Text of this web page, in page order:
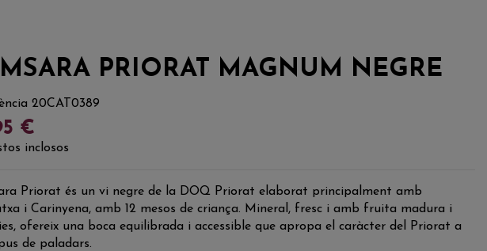
PRIORAT MAGNUM NEGRE
20CAT0389
€
inclosos
Priorat és un vi negre de la DOQ Priorat elaborat principalment amb
i Carinyena, amb 12 mesos de criança. Mineral, fresc i amb fruita madura i
ofereix una boca equilibrada i accessible que apropa el caràcter del Priorat a
de paladars.